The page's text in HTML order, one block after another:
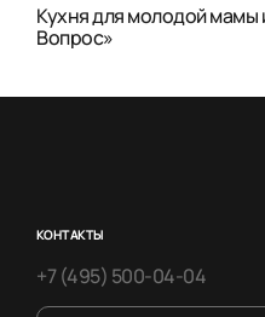
Кухня для молодой мамы
Вопрос»
КОНТАКТЫ
+7 (495) 500-04-04